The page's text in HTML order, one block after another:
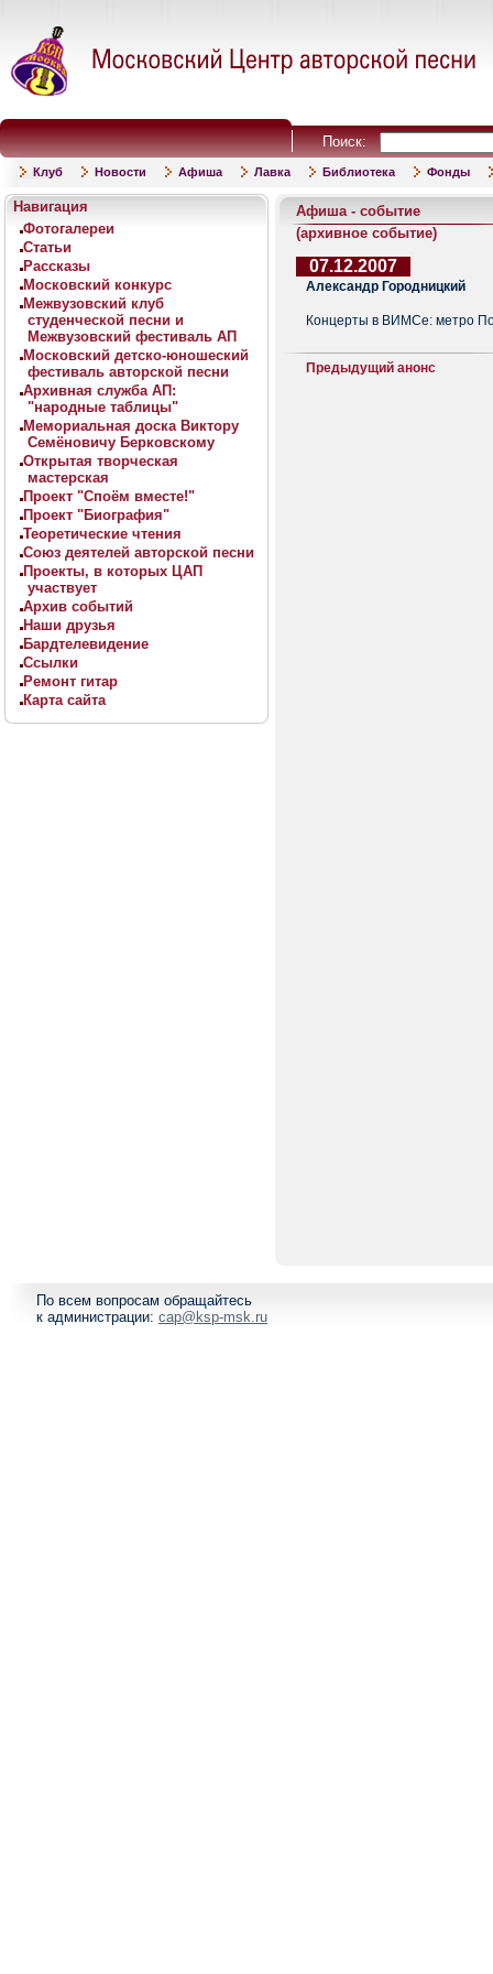
Поиск:
Клуб Новости Афиша Лавка Библиотека Фонды
Навигация
Фотогалереи
Статьи
Рассказы
Московский конкурс
Межвузовский клуб
студенческой песни и
Межвузовский фестиваль АП
Московский детско-юношеский
фестиваль авторской песни
Архивная служба АП:
"народные таблицы"
Мемориальная доска Виктору
Семёновичу Берковскому
Открытая творческая
мастерская
Проект "Споём вместе!"
Проект "Биография"
Теоретические чтения
Союз деятелей авторской песни
Проекты, в которых ЦАП
участвует
Архив событий
Наши друзья
Бардтелевидение
Ссылки
Ремонт гитар
Карта сайта
Афиша - событие
(архивное событие)
07.12.2007
Александр Городницкий
Концерты в ВИМСе: метро
Предыдущий анонс
По всем вопросам обращайтесь
к администрации: cap@ksp-msk.ru